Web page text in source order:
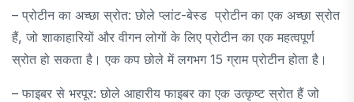
– प्रोटीन का अच्छा स्रोत: छोले प्लांट-बेस्ड प्रोटीन का एक अच्छा स्रोत
हैं, जो शाकाहारियों और वीगन लोगों के लिए प्रोटीन का एक महत्वपूर्ण
स्रोत हो सकता है। एक कप छोले में लगभग 15 ग्राम प्रोटीन होता है।
– फाइबर से भरपूर: छोले आहारीय फाइबर का एक उत्कृष्ट स्रोत हैं जो